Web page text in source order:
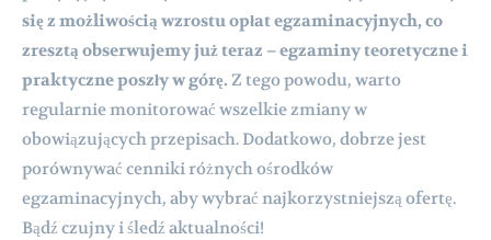
się z możliwością wzrostu opłat egzaminacyjnych, co
zresztą obserwujemy już teraz – egzaminy teoretyczne i
praktyczne poszły w górę. Z tego powodu, warto
regularnie monitorować wszelkie zmiany w
obowiązujących przepisach. Dodatkowo, dobrze jest
porównywać cenniki różnych ośrodków
egzaminacyjnych, aby wybrać najkorzystniejszą ofertę.
Bądź czujny i śledź aktualności!